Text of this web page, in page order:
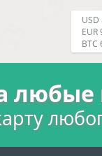
USD
EUR
BTC
любые